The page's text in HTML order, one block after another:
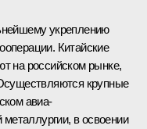
укреплению
Китайские
на российском рынке,
крупные
авиа-
металлургии, в освоении